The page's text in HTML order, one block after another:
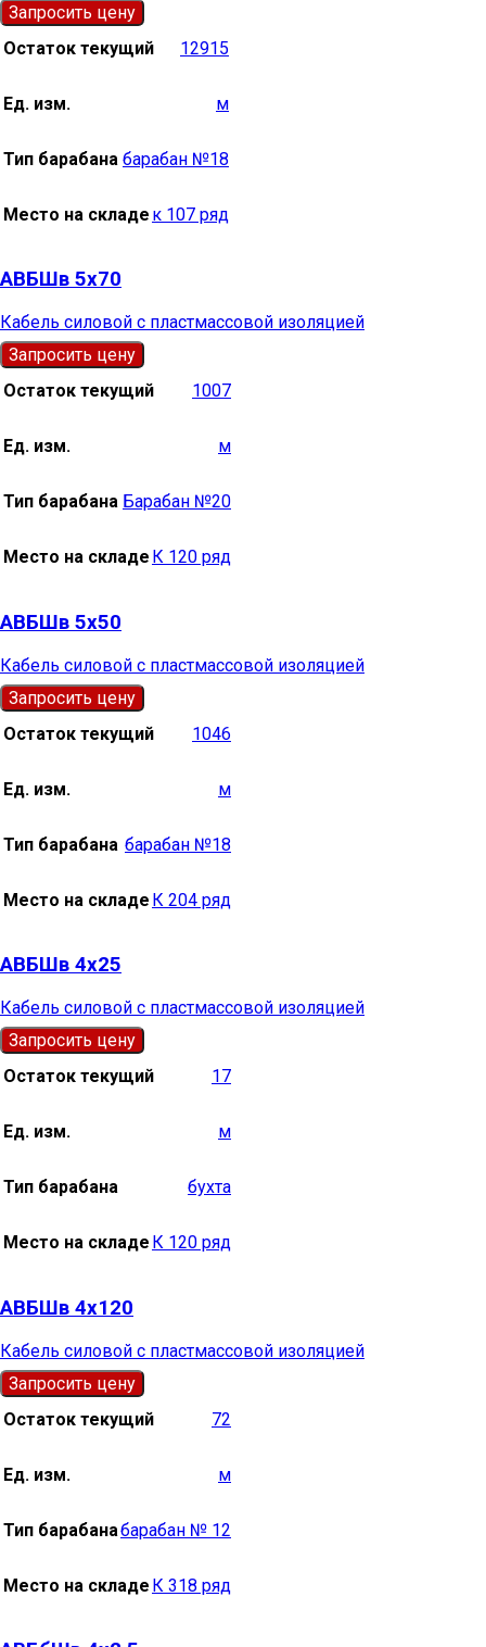
Запросить цену
Остаток текущий
12915
Ед. изм. м
Тип барабана барабан №18
Место на складе к 107 ряд
АВБШв 5х70
Кабель силовой с пластмассовой изоляцией
Запросить цену
Остаток текущий
1007
Ед. изм. м
Тип барабана Барабан №20
Место на складе К 120 ряд
АВБШв 5х50
Кабель силовой с пластмассовой изоляцией
Запросить цену
Остаток текущий
1046
Ед. изм. м
Тип барабана барабан №18
Место на складе К 204 ряд
АВБШв 4х25
Кабель силовой с пластмассовой изоляцией
Запросить цену
Остаток текущий
17
Ед. изм. м
Тип барабана бухта
Место на складе К 120 ряд
АВБШв 4х120
Кабель силовой с пластмассовой изоляцией
Запросить цену
Остаток текущий
72
Ед. изм. м
Тип барабанабарабан № 12
Место на складе К 318 ряд